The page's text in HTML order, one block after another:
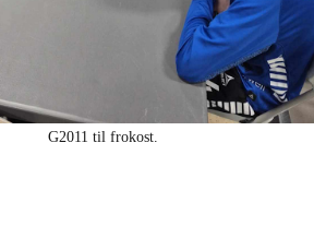
G2011 til frokost.